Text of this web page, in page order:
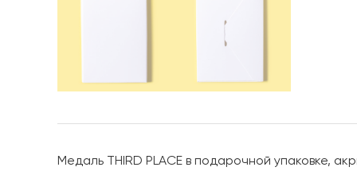
Медаль THIRD PLACE в подарочной упаковке,